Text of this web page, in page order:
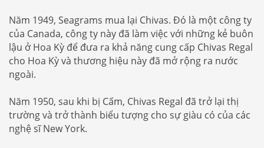
Năm 1949, Seagrams mua lại Chivas. Đó là một công ty
của Canada, công ty này đã làm việc với những kẻ buôn
lậu ở Hoa Kỳ để đưa ra khả năng cung cấp Chivas Regal
cho Hoa Kỳ và thương hiệu này đã mở rộng ra nước
ngoài.
Năm 1950, sau khi bị Cấm, Chivas Regal đã trở lại thị
trường và trở thành biểu tượng cho sự giàu có của các
nghệ sĩ New York.